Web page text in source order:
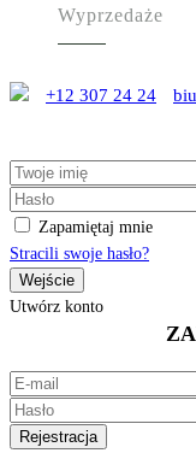
Wyprzedaże
+12 307 24 24
Zapamiętaj mnie
Stracili swoje hasło?
Utwórz konto